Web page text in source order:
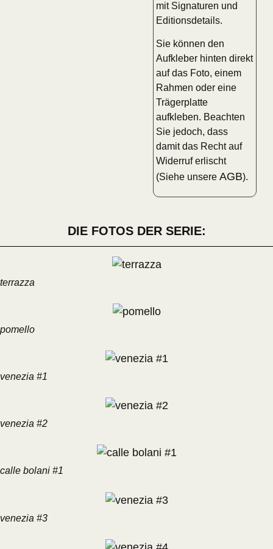
mit Signaturen und
Editionsdetails.
Sie können den
Aufkleber hinten direkt
auf das Foto, einem
Rahmen oder eine
Trägerplatte
aufkleben. Beachten
Sie jedoch, dass
damit das Recht auf
Widerruf erlischt
(Siehe unsereAGB).
DIE FOTOS DER SERIE:
terrazza
pomello
venezia #1
venezia #2
calle bolani #1
venezia #3